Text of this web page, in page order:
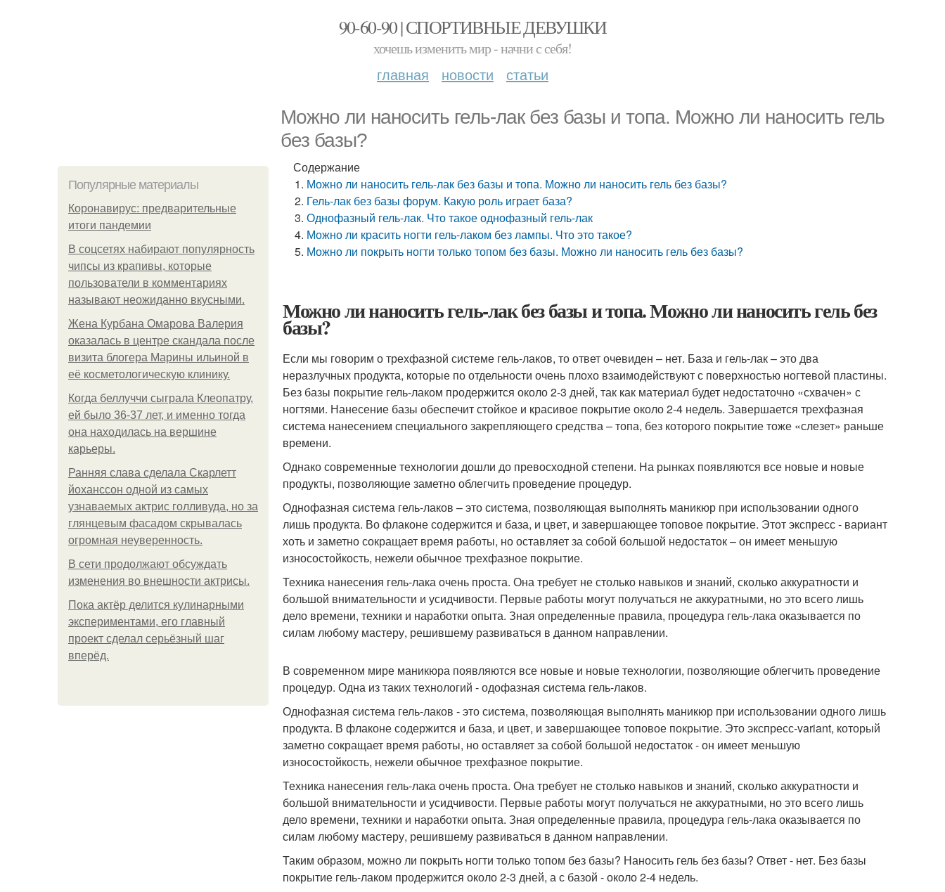
90-60-90 | СПОРТИВНЫЕ ДЕВУШКИ
хочешь изменить мир - начни с себя!
главная новости статьи
Можно ли наносить гель-лак без базы и топа. Можно ли наносить гель
без базы?
Популярные материалы
Коронавирус: предварительные
итоги пандемии
В соцсетях набирают популярность
чипсы из крапивы, которые
пользователи в комментариях
называют неожиданно вкусными.
Жена Курбана Омарова Валерия
оказалась в центре скандала после
визита блогера Марины ильиной в
её косметологическую клинику.
Когда беллуччи сыграла Клеопатру,
ей было 36-37 лет, и именно тогда
она находилась на вершине
карьеры.
Ранняя слава сделала Скарлетт
йоханссон одной из самых
узнаваемых актрис голливуда, но за
глянцевым фасадом скрывалась
огромная неуверенность.
В сети продолжают обсуждать
изменения во внешности актрисы.
Пока актёр делится кулинарными
экспериментами, его главный
проект сделал серьёзный шаг
вперёд.
Содержание
Можно ли наносить гель-лак без базы и топа. Можно ли наносить гель без базы?
Гель-лак без базы форум. Какую роль играет база?
Однофазный гель-лак. Что такое однофазный гель-лак
Можно ли красить ногти гель-лаком без лампы. Что это такое?
Можно ли покрыть ногти только топом без базы. Можно ли наносить гель без базы?
Можно ли наносить гель-лак без базы и топа. Можно ли наносить гель без
базы?
Если мы говорим о трехфазной системе гель-лаков, то ответ очевиден – нет. База и гель-лак – это два
неразлучных продукта, которые по отдельности очень плохо взаимодействуют с поверхностью ногтевой пластины.
Без базы покрытие гель-лаком продержится около 2-3 дней, так как материал будет недостаточно «схвачен» с
ногтями. Нанесение базы обеспечит стойкое и красивое покрытие около 2-4 недель. Завершается трехфазная
система нанесением специального закрепляющего средства – топа, без которого покрытие тоже «слезет» раньше
времени.
Однако современные технологии дошли до превосходной степени. На рынках появляются все новые и новые
продукты, позволяющие заметно облегчить проведение процедур.
Однофазная система гель-лаков – это система, позволяющая выполнять маникюр при использовании одного
лишь продукта. Во флаконе содержится и база, и цвет, и завершающее топовое покрытие. Этот экспресс - вариант
хоть и заметно сокращает время работы, но оставляет за собой большой недостаток – он имеет меньшую
износостойкость, нежели обычное трехфазное покрытие.
Техника нанесения гель-лака очень проста. Она требует не столько навыков и знаний, сколько аккуратности и
большой внимательности и усидчивости. Первые работы могут получаться не аккуратными, но это всего лишь
дело времени, техники и наработки опыта. Зная определенные правила, процедура гель-лака оказывается по
силам любому мастеру, решившему развиваться в данном направлении.
В современном мире маникюра появляются все новые и новые технологии, позволяющие облегчить проведение
процедур. Одна из таких технологий - одофазная система гель-лаков.
Однофазная система гель-лаков - это система, позволяющая выполнять маникюр при использовании одного лишь
продукта. В флаконе содержится и база, и цвет, и завершающее топовое покрытие. Это экспресс-variant, который
заметно сокращает время работы, но оставляет за собой большой недостаток - он имеет меньшую
износостойкость, нежели обычное трехфазное покрытие.
Техника нанесения гель-лака очень проста. Она требует не столько навыков и знаний, сколько аккуратности и
большой внимательности и усидчивости. Первые работы могут получаться не аккуратными, но это всего лишь
дело времени, техники и наработки опыта. Зная определенные правила, процедура гель-лака оказывается по
силам любому мастеру, решившему развиваться в данном направлении.
Таким образом, можно ли покрыть ногти только топом без базы? Наносить гель без базы? Ответ - нет. Без базы
покрытие гель-лаком продержится около 2-3 дней, а с базой - около 2-4 недель.